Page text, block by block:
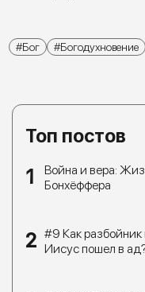
Бог Богодухновение
Топ постов
Война и вера:
Бонхёффера
#9 Как
Иисус пошел в